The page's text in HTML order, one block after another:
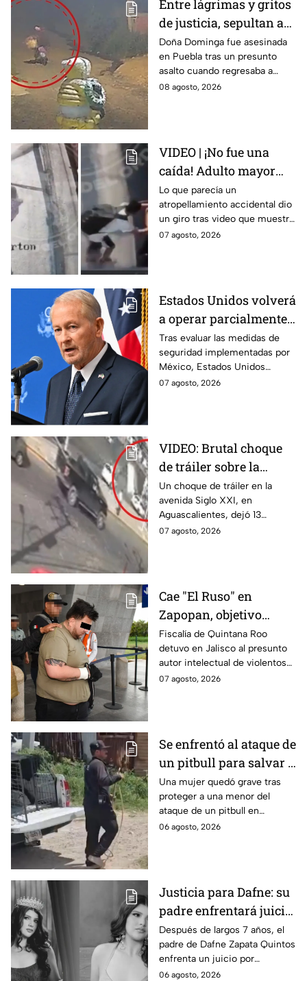
Entre lágrimas y gritos
de justicia, sepultan a
doña Dominga, la
abuelita asesinada tras
asalto en Amozoc,
Puebla
Doña Dominga fue asesinada
en Puebla tras un presunto
asalto cuando regresaba a
casa; familiares y amigos la
08 agosto, 2026
VIDEO | ¡No fue una
caída! Adulto mayor
muere atropellado por
tráiler; joven lo empujó
en Monterrey
Lo que parecía un
atropellamiento accidental dio
un giro tras video que muestra
cómo un joven empujó a
07 agosto, 2026
Estados Unidos volverá
a operar parcialmente
en Michoacán tras
suspensión por
motivos de seguridad
Tras evaluar las medidas de
seguridad implementadas por
México, Estados Unidos
reanudará parcialmente sus
07 agosto, 2026
VIDEO: Brutal choque
de tráiler sobre la
avenida Siglo XXI en
Aguascalientes deja
varios heridos y
destrozos
Un choque de tráiler en la
avenida Siglo XXI, en
Aguascalientes, dejó 13
heridos y varios vehículos
07 agosto, 2026
Cae "El Ruso" en
Zapopan, objetivo
prioritario en Playa del
Carmen
Fiscalía de Quintana Roo
detuvo en Jalisco al presunto
autor intelectual de violentos
ataques en fraccionamientos
07 agosto, 2026
Se enfrentó al ataque de
un pitbull para salvar a
una menor; hoy lucha
por su vida en Zapopan
Una mujer quedó grave tras
proteger a una menor del
ataque de un pitbull en
Zapopan; la víctima sufrió
06 agosto, 2026
Justicia para Dafne: su
padre enfrentará juicio
por presunto abuso
cometido en 2019 en
Tamaulipas
Después de largos 7 años, el
padre de Dafne Zapata Quintos
enfrenta un juicio por
presuntamente abusar de la
06 agosto, 2026